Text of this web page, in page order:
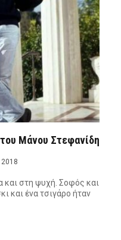
Μάνου Στεφανίδη
2018
και στη ψυχή. Σοφός και
και ένα τσιγάρο ήταν